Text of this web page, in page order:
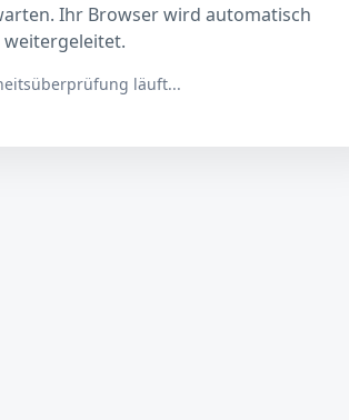
Ihr Browser wird automatisch
weitergeleitet.
läuft...